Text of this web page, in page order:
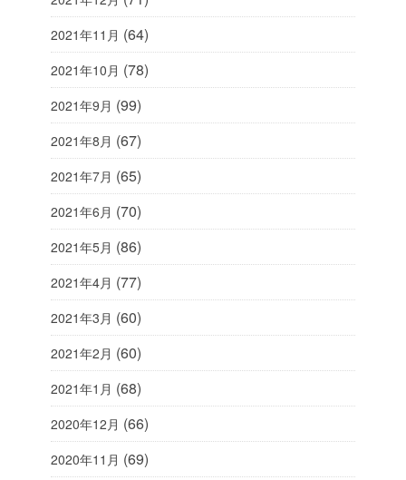
2021年11月 (64)
2021年10月 (78)
2021年9月 (99)
2021年8月 (67)
2021年7月 (65)
2021年6月 (70)
2021年5月 (86)
2021年4月 (77)
2021年3月 (60)
2021年2月 (60)
2021年1月 (68)
2020年12月 (66)
2020年11月 (69)